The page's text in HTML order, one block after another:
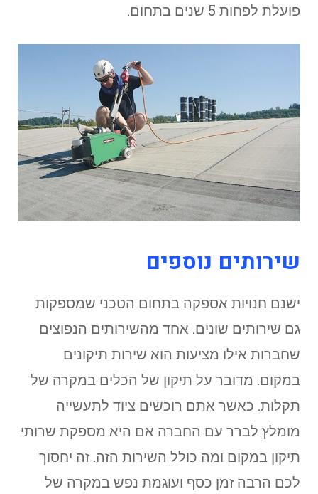
פועלת לפחות 5 שנים בתחום.
שירותים נוספים
ישנם חנויות אספקה בתחום הטכני שמספקות
גם שירותים שונים. אחד מהשירותים הנפוצים
שחברות אילו מציעות הוא שירות תיקונים
במקום. מדובר על תיקון של הכלים במקרה של
תקלות. כאשר אתם רוכשים ציוד לתעשייה
מומלץ לברר עם החברה אם היא מספקת שרותי
תיקון במקום ומה כולל השירות הזה. זה יחסוך
לכם הרבה זמן כסף ועוגמת נפש במקרה של